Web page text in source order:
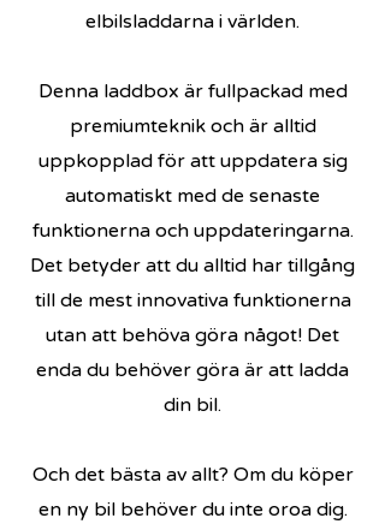
elbilsladdarna i världen.
Denna laddbox är fullpackad med
premiumteknik och är alltid
uppkopplad för att uppdatera sig
automatiskt med de senaste
funktionerna och uppdateringarna.
Det betyder att du alltid har tillgång
till de mest innovativa funktionerna
utan att behöva göra något! Det
enda du behöver göra är att ladda
din bil.
Och det bästa av allt? Om du köper
en ny bil behöver du inte oroa dig.